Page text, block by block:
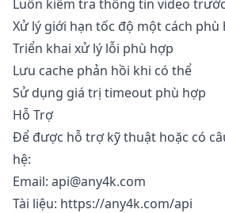
Luôn kiểm tra thông tin video
Xử lý giới hạn tốc độ một cách phù
Triển khai xử lý lỗi phù hợp
Lưu cache phản hồi khi có thể
Sử dụng giá trị timeout phù hợp
Hỗ Trợ
Để được hỗ trợ kỹ thuật hoặc có
hệ:
Email: api@any4k.com
Tài liệu: https://any4k.com/api